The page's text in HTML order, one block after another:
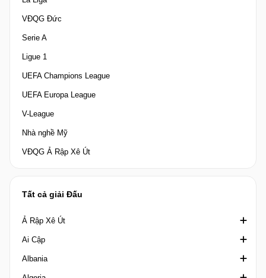
VĐQG Đức
Serie A
Ligue 1
UEFA Champions League
UEFA Europa League
V-League
Nhà nghề Mỹ
VĐQG Ả Rập Xê Út
Tất cả giải Đấu
Ả Rập Xê Út
Crown Prince Cup Saudi Arabia
Division 1 Saudi Arabia
Ai Cập
Cúp quốc gia Ai Cập
Albania